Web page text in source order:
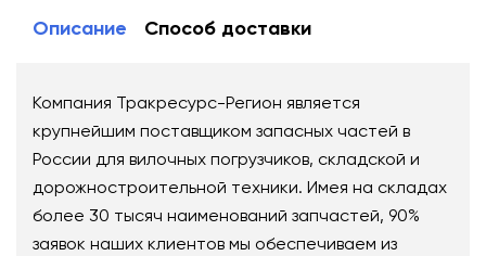
Описание Способ доставки
Компания Тракресурс-Регион является
крупнейшим поставщиком запасных частей в
России для вилочных погрузчиков, складской и
дорожностроительной техники. Имея на складах
более 30 тысяч наименований запчастей, 90%
заявок наших клиентов мы обеспечиваем из